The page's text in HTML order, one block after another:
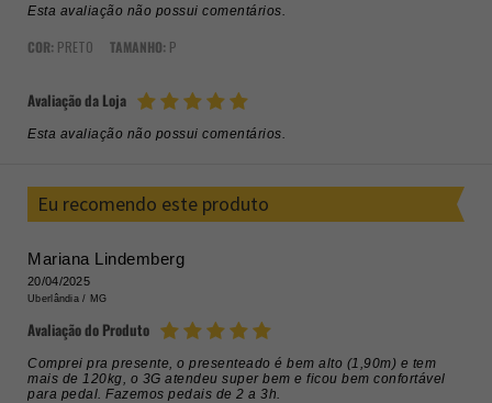
Esta avaliação não possui comentários.
COR: PRETO TAMANHO: P
Avaliação da Loja
Esta avaliação não possui comentários.
Eu recomendo este produto
Mariana Lindemberg
20/04/2025
Uberlândia / MG
Avaliação do Produto
Comprei pra presente, o presenteado é bem alto (1,90m) e tem
mais de 120kg, o 3G atendeu super bem e ficou bem confortável
para pedal. Fazemos pedais de 2 a 3h.